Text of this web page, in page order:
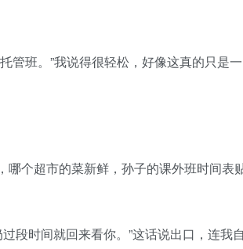
班。”我说得很轻松，好像这真的只是一
个超市的菜新鲜，孙子的课外班时间表
段时间就回来看你。”这话说出口，连我